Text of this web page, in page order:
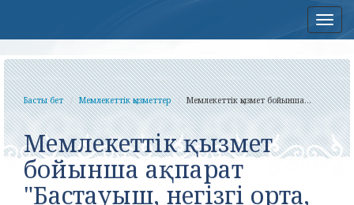
Басты бет Мемлекеттік қызметтер Мемлекеттік қызмет бойынша...
Мемлекеттік қызмет
бойынша ақпарат
"Бастауыш, негізгі орта,